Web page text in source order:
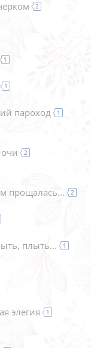
2
1
1
пароход 1
2
прощалась... 2
плыть... 1
элегия 1